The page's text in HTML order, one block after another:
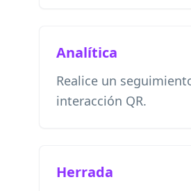
Analítica
Realice un
interacción QR.
Herrada